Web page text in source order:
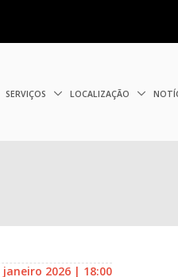
SERVIÇOS LOCALIZAÇÃO
2026 | 18:00